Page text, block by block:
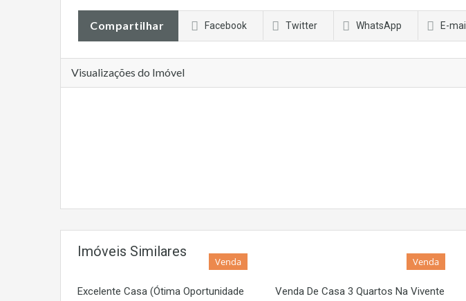
Compartilhar Facebook Twitter WhatsApp E-mail
Visualizações do Imóvel
Imóveis Similares
Venda
Excelente Casa (Ótima Oportunidade
Venda
Venda De Casa 3 Quartos Na Vivente